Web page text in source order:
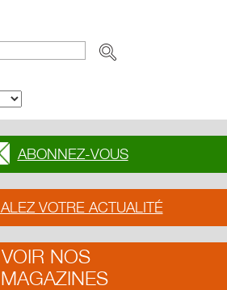
ABONNEZ-VOUS
VOTRE ACTUALITÉ
VOIR NOS